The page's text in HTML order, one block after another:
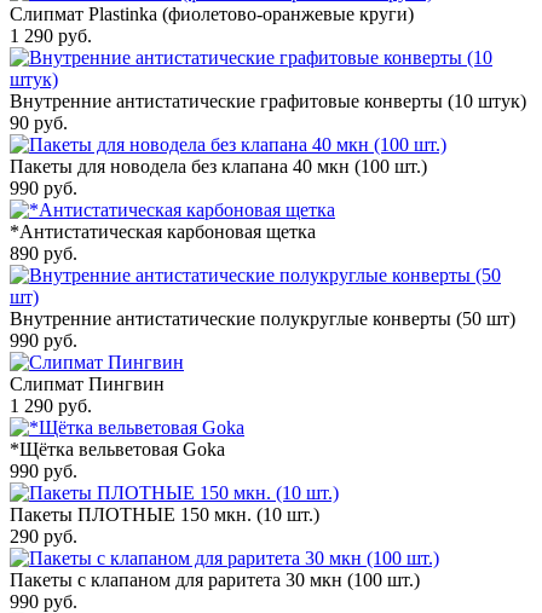
Слипмат Plastinka (фиолетово-оранжевые круги)
1 290 руб.
Внутренние антистатические графитовые конверты (10 штук)
90 руб.
Пакеты для новодела без клапана 40 мкн (100 шт.)
990 руб.
*Антистатическая карбоновая щетка
890 руб.
Внутренние антистатические полукруглые конверты (50 шт)
990 руб.
Слипмат Пингвин
1 290 руб.
*Щётка вельветовая Goka
990 руб.
Пакеты ПЛОТНЫЕ 150 мкн. (10 шт.)
290 руб.
Пакеты с клапаном для раритета 30 мкн (100 шт.)
990 руб.